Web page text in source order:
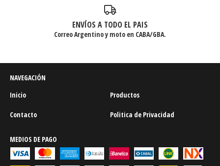
ENVÍOS A TODO EL PAIS
Correo Argentino y moto en CABA/GBA.
NAVEGACIÓN
Inicio
Productos
Contacto Politica de Privacidad
MEDIOS DE PAGO